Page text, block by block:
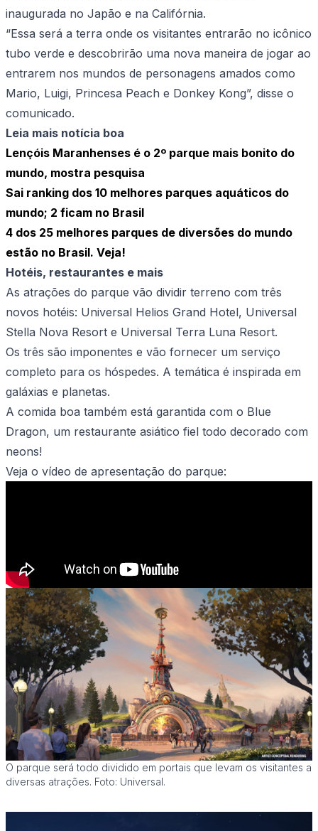
inaugurada no Japão e na Califórnia.
“Essa será a terra onde os visitantes entrarão no icônico
tubo verde e descobrirão uma nova maneira de jogar ao
entrarem nos mundos de personagens amados como
Mario, Luigi, Princesa Peach e Donkey Kong”, disse o
comunicado.
Leia mais notícia boa
Lençóis Maranhenses é o 2º parque mais bonito do
mundo, mostra pesquisa
Sai ranking dos 10 melhores parques aquáticos do
mundo; 2 ficam no Brasil
4 dos 25 melhores parques de diversões do mundo
estão no Brasil. Veja!
Hotéis, restaurantes e mais
As atrações do parque vão dividir terreno com três
novos hotéis: Universal Helios Grand Hotel, Universal
Stella Nova Resort e Universal Terra Luna Resort.
Os três são imponentes e vão fornecer um serviço
completo para os hóspedes. A temática é inspirada em
galáxias e planetas.
A comida boa também está garantida com o Blue
Dragon, um restaurante asiático fiel todo decorado com
neons!
Veja o vídeo de apresentação do parque:
O parque será todo dividido em portais que levam os visitantes a
diversas atrações. Foto: Universal.